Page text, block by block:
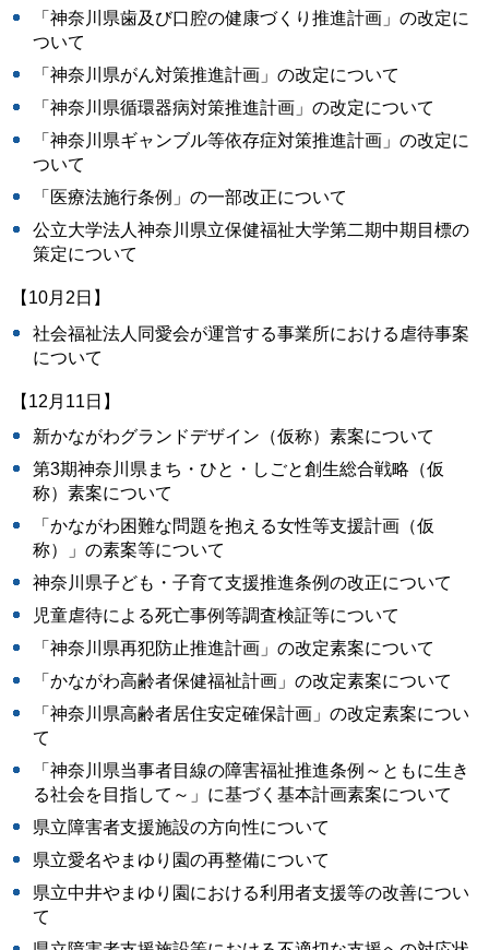
「神奈川県歯及び口腔の健康づくり推進計画」の改定に
ついて
「神奈川県がん対策推進計画」の改定について
「神奈川県循環器病対策推進計画」の改定について
「神奈川県ギャンブル等依存症対策推進計画」の改定に
ついて
「医療法施行条例」の一部改正について
公立大学法人神奈川県立保健福祉大学第二期中期目標の
策定について
【10月2日】
社会福祉法人同愛会が運営する事業所における虐待事案
について
【12月11日】
新かながわグランドデザイン（仮称）素案について
第3期神奈川県まち・ひと・しごと創生総合戦略（仮
称）素案について
「かながわ困難な問題を抱える女性等支援計画（仮
称）」の素案等について
神奈川県子ども・子育て支援推進条例の改正について
児童虐待による死亡事例等調査検証等について
「神奈川県再犯防止推進計画」の改定素案について
「かながわ高齢者保健福祉計画」の改定素案について
「神奈川県高齢者居住安定確保計画」の改定素案につい
て
「神奈川県当事者目線の障害福祉推進条例～ともに生き
る社会を目指して～」に基づく基本計画素案について
県立障害者支援施設の方向性について
県立愛名やまゆり園の再整備について
県立中井やまゆり園における利用者支援等の改善につい
て